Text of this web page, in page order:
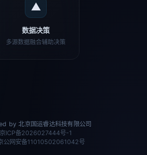
▲
数据决策
多源数据融合辅助决策
by 北京国运睿达科技有限公司
京ICP备2026027444号-1
公网安备11010502061042号